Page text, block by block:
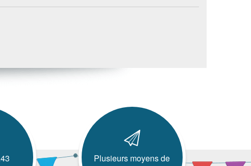
Plusieurs moyens de